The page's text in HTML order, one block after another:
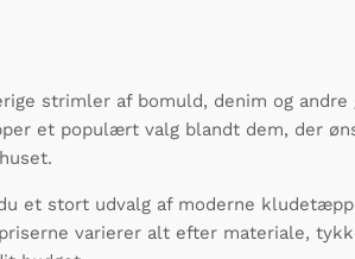
strimler af bomuld, denim og
et populært valg blandt dem, der
et stort udvalg af moderne
varierer alt efter materiale,